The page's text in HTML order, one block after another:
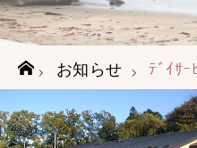
お知らせ ﾃﾞｲｻｰﾋ
七ヶ浜桜の家
功寿会の想い
事業内容